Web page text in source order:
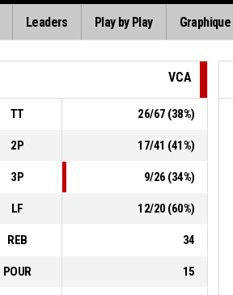
Leaders Play by Play
VCA
TT 26/67 (38%)
2P 17/41 (41%)
3P 9/26 (34%)
LF 12/20 (60%)
REB 34
POUR 15